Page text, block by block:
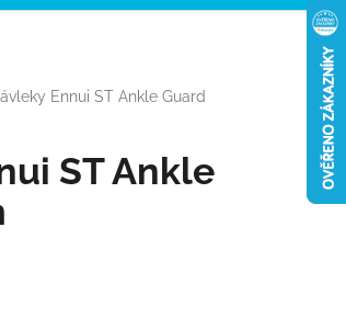
Ennui ST Ankle Guard
ST Ankle